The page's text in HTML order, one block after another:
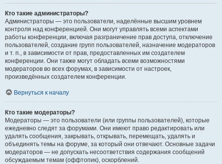
Кто такие администраторы?
Администраторы — это пользователи, наделённые высшим уровнем
контроля над конференцией. Они могут управлять всеми аспектами
работы конференции, включая разграничение прав доступа, отключение
пользователей, создание групп пользователей, назначение модераторов
и т. п., в зависимости от прав, предоставленных им создателем
конференции. Они также могут обладать всеми возможностями
модераторов во всех форумах, в зависимости от настроек,
произведённых создателем конференции.
Вернуться к началу
Кто такие модераторы?
Модераторы — это пользователи (или группы пользователей), которые
ежедневно следят за форумами. Они имеют право редактировать или
удалять сообщения, закрывать, открывать, перемещать, удалять и
объединять темы на форуме, за который они отвечают. Основные задачи
модераторов — не допускать несоответствия содержания сообщений
обсуждаемым темам (оффтопик), оскорблений.